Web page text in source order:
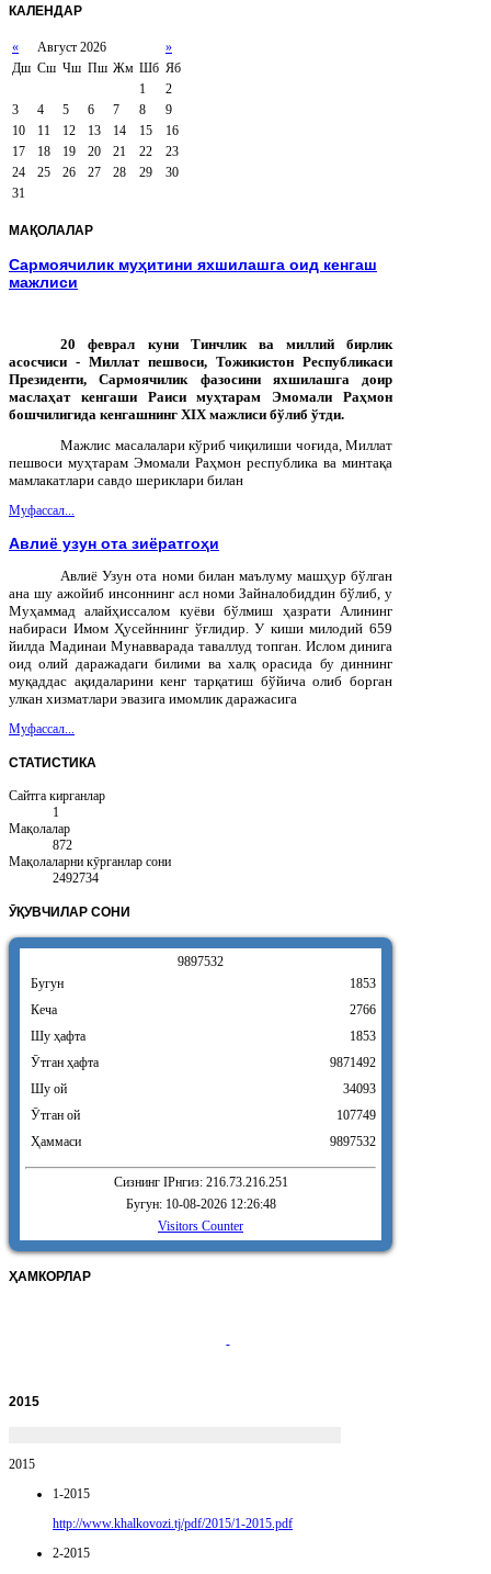
КАЛЕНДАР
« Август 2026
»
Дш Сш Чш Пш Жм Шб Яб
1
2
3
4 5 6 7 8
9
10
11 12 13 14 15
16
17
18 19 20 21 22
23
24
25 26 27 28 29
30
31
МАҚОЛАЛАР
Сармоячилик муҳитини яхшилашга оид кенгаш
мажлиси
20 феврал куни Тинчлик ва миллий бирлик
асосчиси - Миллат пешвоси, Тожикистон Республикаси
Президенти, Сармоячилик фазосини яхшилашга доир
маслаҳат кенгаши Раиси муҳтарам Эмомали Раҳмон
бошчилигида кенгашнинг XIX мажлиси бўлиб ўтди.
Мажлис масалалари кўриб чиқилиши чоғида, Миллат
пешвоси муҳтарам Эмомали Раҳмон республика ва минтақа
мамлакатлари савдо шериклари билан
Муфассал...
Авлиё узун ота зиёратгоҳи
Авлиё Узун ота номи билан маълуму машҳур бўлган
ана шу ажойиб инсоннинг асл номи Зайналобиддин бўлиб, у
Муҳаммад алайҳиссалом куёви бўлмиш ҳазрати Алининг
набираси Имом Ҳусейннинг ўғлидир. У киши милодий 659
йилда Мадинаи Мунавварада таваллуд топган. Ислом динига
оид олий даражадаги билими ва халқ орасида бу диннинг
муқаддас ақидаларини кенг тарқатиш бўйича олиб борган
улкан хизматлари эвазига имомлик даражасига
Муфассал...
СТАТИСТИКА
Сайтга кирганлар
1
Мақолалар
872
Мақолаларни кӯрганлар сони
2492734
ӮҚУВЧИЛАР СОНИ
9897532
Бугун
Кеча
Шу ҳафта
Ӯтган ҳафта
Шу ой
Ӯтган ой
Ҳаммаси
1853
2766
1853
9871492
34093
107749
9897532
Сизнинг IPнгиз: 216.73.216.251
Бугун: 10-08-2026 12:26:48
Visitors Counter
ҲАМКОРЛАР
2015
2015
1-2015
http://www.khalkovozi.tj/pdf/2015/1-2015.pdf
2-2015